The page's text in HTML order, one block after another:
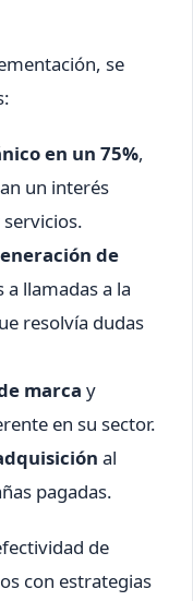
se
en un 75%,
un interés
de
a llamadas a la
resolvía dudas
marca y
en su sector.
al
pagadas.
de
con estrategias